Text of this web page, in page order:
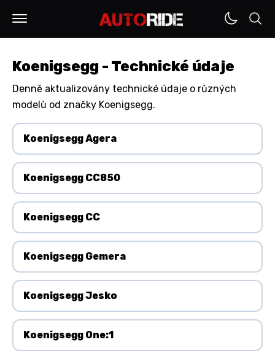
Koenigsegg - Technické údaje
Denně aktualizovány technické údaje o různých
modelů od značky Koenigsegg.
Koenigsegg Agera
Koenigsegg CC850
Koenigsegg CC
Koenigsegg Gemera
Koenigsegg Jesko
Koenigsegg One:1